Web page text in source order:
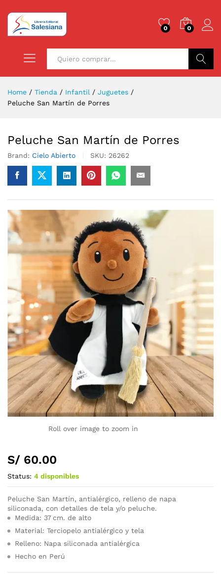
0 0
Home / Tienda / Infantil / Juguetes /
Peluche San Martín de Porres
Peluche San Martín de Porres
Brand: Cielo Abierto SKU: 26262
Roll over image to zoom in
S/ 60.00
Status: 4 disponibles
Peluche San Martín, antialérgico, relleno de napa
siliconada, con detalles de tela y/o peluche.
Medida: 37 cm. de alto
Material: Terciopelo antialérgico y tela
Relleno: Napa siliconada antialérgica
Hecho en Perú